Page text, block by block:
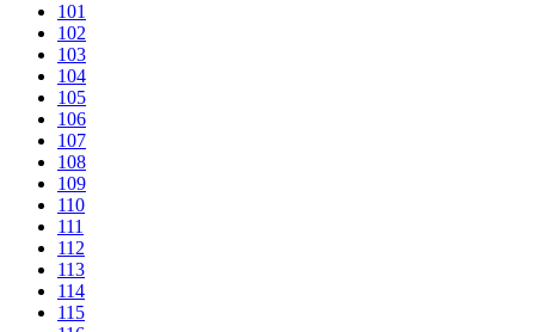
101
102
103
104
105
106
107
108
109
110
111
112
113
114
115